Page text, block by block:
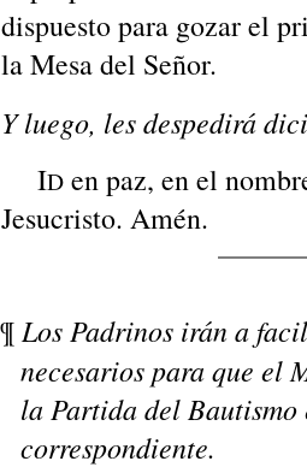
dispuesto para gozar el
la Mesa del Señor.
Y luego, les despedirá
ID en paz, en el
Jesucristo. Amén.
¶ Los Padrinos irán a
necesarios para que el
la Partida del
correspondiente.